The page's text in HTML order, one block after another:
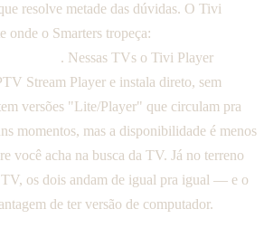
resolve metade das dúvidas. O Tivi
onde o Smarters tropeça:
. Nessas TVs o Tivi Player
Stream Player e instala direto, sem
versões "Lite/Player" que circulam pra
momentos, mas a disponibilidade é menos
você acha na busca da TV. Já no terreno
os dois andam de igual pra igual — e o
de ter versão de computador.